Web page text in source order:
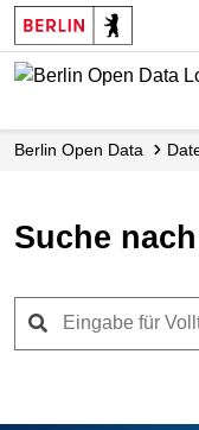
Skip
to
main
Berlin Open Data
Suche